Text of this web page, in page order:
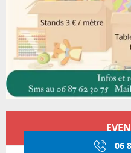
Öffnungszeiten &
06